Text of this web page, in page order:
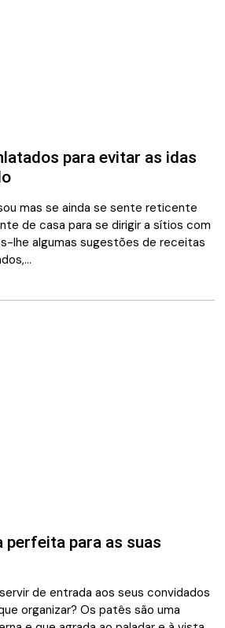
para evitar as idas
mas se ainda se sente reticente
de casa para se dirigir a sítios com
lhe algumas sugestões de receitas
perfeita para as suas
de entrada aos seus convidados
organizar? Os patês são uma